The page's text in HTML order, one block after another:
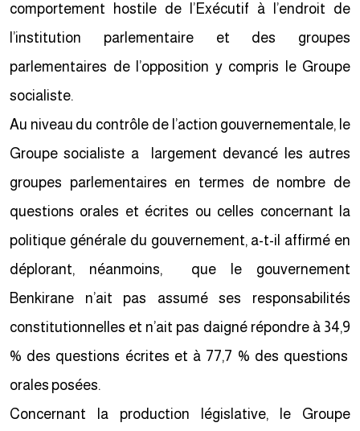
comportement hostile de l’Exécutif à l’endroit de
l’institution parlementaire et des groupes
parlementaires de l’opposition y compris le Groupe
socialiste.
Au niveau du contrôle de l’action gouvernementale, le
Groupe socialiste a largement devancé les autres
groupes parlementaires en termes de nombre de
questions orales et écrites ou celles concernant la
politique générale du gouvernement, a-t-il affirmé en
déplorant, néanmoins, que le gouvernement
Benkirane n’ait pas assumé ses responsabilités
constitutionnelles et n’ait pas daigné répondre à 34,9
% des questions écrites et à 77,7 % des questions
orales posées.
Concernant la production législative, le Groupe